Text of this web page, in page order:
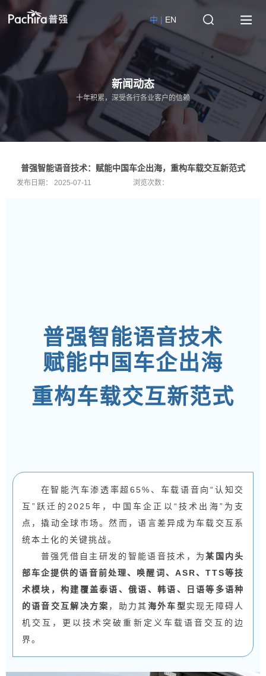
EN
中 |
新闻动态
十年积累，深受各行各业客户的信赖
普强智能语音技术：赋能中国车企出海，重构车载交互新范式
发布日期： 2025-07-11 浏览次数：
普强智能语音技术
赋能中国车企出海
重构车载交互新范式
在智能汽车渗透率超65%、车载语音向“认知交
互”跃迁的2025年，中国车企正以“技术出海”为支
点，撬动全球市场。然而，语言差异成为车载交互系
统本土化的关键挑战。
普强凭借自主研发的智能语音技术，为某国内头
部车企提供的语音前处理、唤醒词、ASR、TTS等技
术模块 ， 构建覆盖泰语、俄语、韩语、日语等多语种
的语音交互解决方案 ，助力其海外车型实现无障碍人
机交互，更以技术突破重新定义车载语音交互的边
界。